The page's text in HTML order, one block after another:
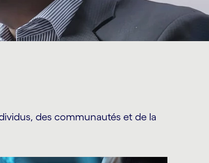
des communautés et de la